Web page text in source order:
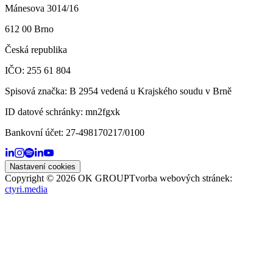
Mánesova 3014/16
612 00 Brno
Česká republika
IČO: 255 61 804
Spisová značka: B 2954 vedená u Krajského soudu v Brně
ID datové schránky: mn2fgxk
Bankovní účet: 27-498170217/0100
Nastavení cookies
Copyright © 2026 OK GROUPTvorba webových stránek:
ctyri.media